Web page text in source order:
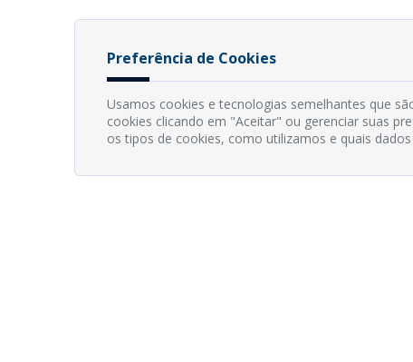
Preferência de Cookies
Usamos cookies e tecnologias semelhantes que
cookies clicando em "Aceitar" ou gerenciar suas
os tipos de cookies, como utilizamos e quais